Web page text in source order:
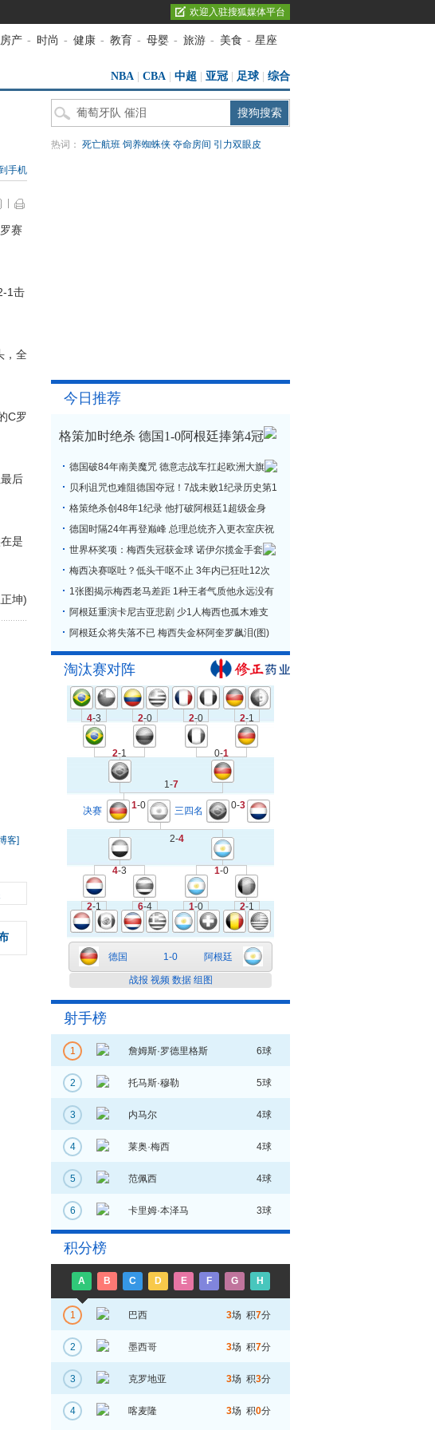
欢迎入驻搜狐媒体平台
房产 - 时尚 - 健康 - 教育 - 母婴 - 旅游 - 美食 - 星座
NBA CBA 中超 亚冠 足球| 综合
手机
赛
1击
，全
C罗
后
是
坤)
客]
热词： 死亡航班 饲养蜘蛛侠 夺命房间 引力双眼皮
今日推荐
格策加时绝杀 德国1-0阿根廷捧第4冠
德国破84年南美魔咒 德意志战车扛起欧洲大旗
贝利诅咒也难阻德国夺冠！7战未败1纪录历史第1
格策绝杀创48年1纪录 他打破阿根廷1超级金身
德国时隔24年再登巅峰 总理总统齐入更衣室庆祝
世界杯奖项：梅西失冠获金球 诺伊尔揽金手套
梅西决赛呕吐？低头干呕不止 3年内已狂吐12次
1张图揭示梅西老马差距 1种王者气质他永远没有
阿根廷重演卡尼吉亚悲剧 少1人梅西也孤木难支
阿根廷众将失落不已 梅西失金杯阿奎罗飙泪(图)
淘汰赛对阵
4-3 2-0 2-0 2-1
2-1 0-1
1-7
2-4
4-3 1-0
2-1 6-4 1-0 2-1
1-0 0-3
决赛 三四名
德国 1-0 阿根廷
战报 视频 数据 组图
射手榜
1 詹姆斯·罗德里格斯 6球
2 托马斯·穆勒 5球
3 内马尔 4球
4 莱奥·梅西 4球
5 范佩西 4球
6 卡里姆·本泽马 3球
积分榜
A B C D E F G H
1 巴西 3场 积7分
2 墨西哥 3场 积7分
3 克罗地亚 3场 积3分
4 喀麦隆 3场 积0分